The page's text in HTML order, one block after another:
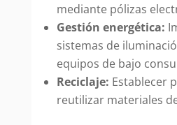
mediante pólizas
Gestión energética:
sistemas de
equipos de bajo
Reciclaje: Establecer
reutilizar materiales